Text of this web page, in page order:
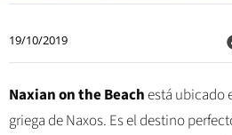
19/10/2019
Naxian on the Beach está ubicado
griega de Naxos. Es el destino